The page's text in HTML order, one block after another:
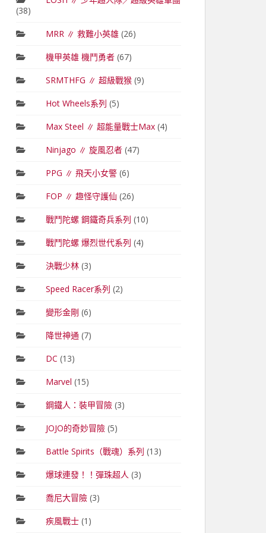
(38)
MRR ∥ 救難小英雄(26)
機甲英雄 機鬥勇者(67)
SRMTHFG ∥ 超級戰猴(9)
Hot Wheels系列 (5)
Max Steel ∥ 超能量戰士Max(4)
Ninjago ∥ 旋風忍者(47)
PPG ∥ 飛天小女警(6)
FOP ∥ 趣怪守護仙 (26)
戰鬥陀螺 鋼鐵奇兵系列 (10)
戰鬥陀螺 爆烈世代系列 (4)
決戰少林(3)
Speed Racer系列 (2)
變形金剛 (6)
降世神通 (7)
DC (13)
Marvel (15)
鋼鐵人：裝甲冒險(3)
JOJO的奇妙冒險(5)
Battle Spirits（戰魂）系列 (13)
爆球連發！！彈珠超人 (3)
喬尼大冒險(3)
疾風戰士(1)